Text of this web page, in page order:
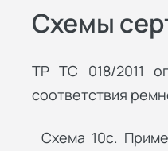
Схемы
ТР ТС 018/2011
соответствия
Схема 10с.